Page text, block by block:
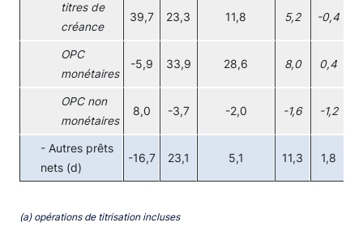
titres de
créance
39,7 23,3 11,8 5,2 -0,4
OPC
monétaires
-5,9 33,9 28,6 8,0 0,4
OPC non
monétaires
8,0 -3,7 -2,0 -1,6 -1,2
- Autres prêts
nets (d)
-16,7 23,1 5,1 11,3 1,8
(a) opérations de titrisation incluses